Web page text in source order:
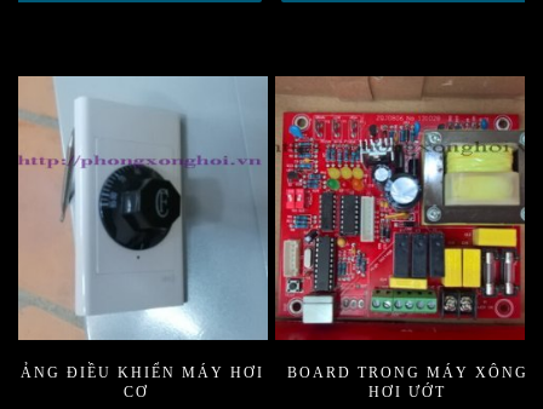
BẢNG ĐIỀU KHIỂN MÁY HƠI
CƠ
BOARD TRONG MÁY XÔNG
HƠI ƯỚT